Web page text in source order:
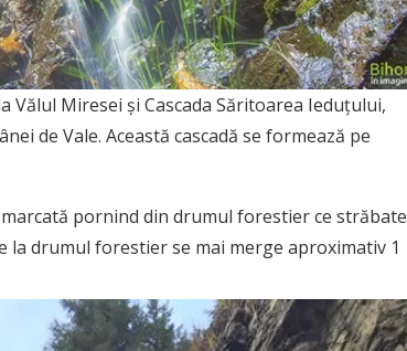
Vălul Miresei și Cascada Săritoarea Ieduțului,
de Vale. Această cascadă se formează pe
pornind din drumul forestier ce străbate
la drumul forestier se mai merge aproximativ 1